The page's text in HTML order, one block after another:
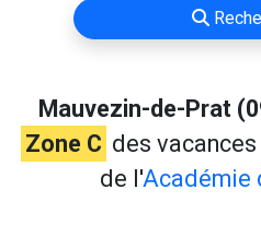
Mauvezin-de-Prat
Zone C des
de l'Académie